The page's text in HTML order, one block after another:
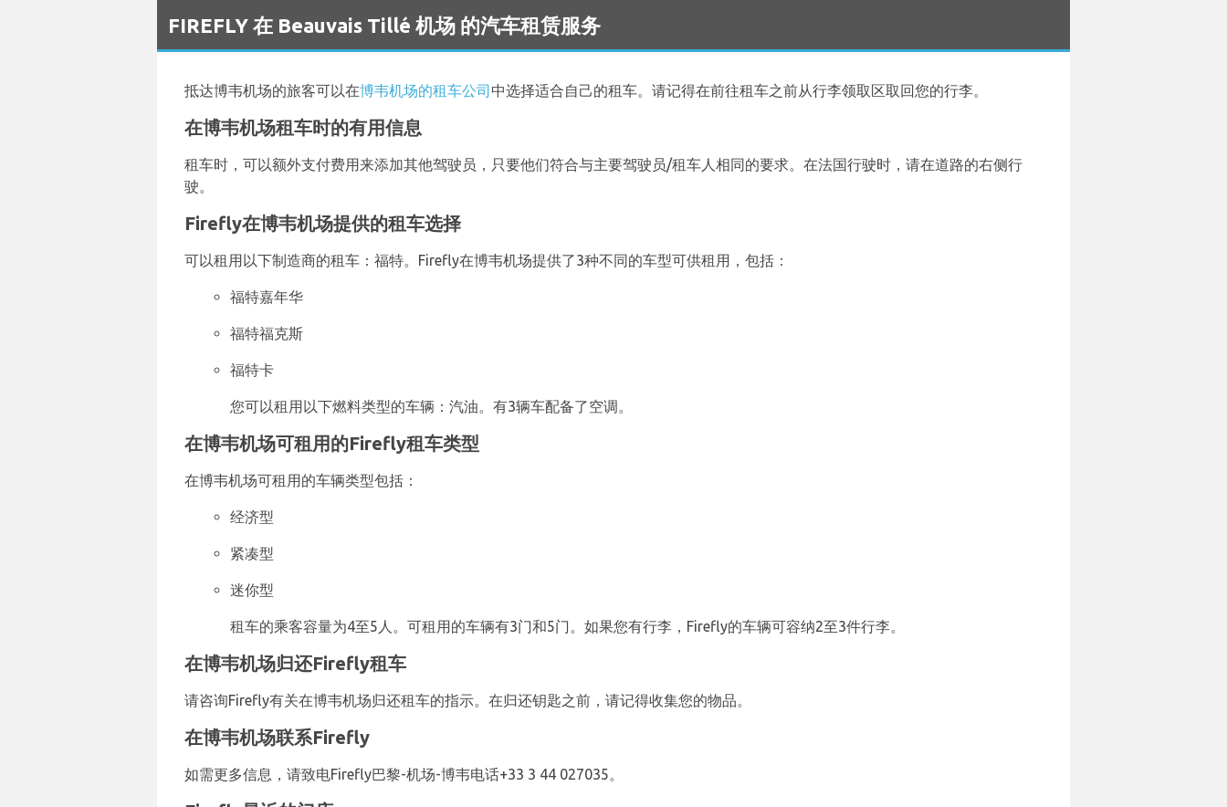
FIREFLY 在 Beauvais Tillé 机场 的汽车租赁服务
抵达博韦机场的旅客可以在博韦机场的租车公司中选择适合自己的租车。请记得在前往租车之前从行李领取区取回您的行李。
在博韦机场租车时的有用信息
租车时，可以额外支付费用来添加其他驾驶员，只要他们符合与主要驾驶员/租车人相同的要求。在法国行驶时，请在道路的右侧行
驶。
Firefly在博韦机场提供的租车选择
可以租用以下制造商的租车：福特。Firefly在博韦机场提供了3种不同的车型可供租用，包括：
福特嘉年华
福特福克斯
福特卡
您可以租用以下燃料类型的车辆：汽油。有3辆车配备了空调。
在博韦机场可租用的Firefly租车类型
在博韦机场可租用的车辆类型包括：
经济型
紧凑型
迷你型
租车的乘客容量为4至5人。可租用的车辆有3门和5门。如果您有行李，Firefly的车辆可容纳2至3件行李。
在博韦机场归还Firefly租车
请咨询Firefly有关在博韦机场归还租车的指示。在归还钥匙之前，请记得收集您的物品。
在博韦机场联系Firefly
如需更多信息，请致电Firefly巴黎-机场-博韦电话+33 3 44 027035。